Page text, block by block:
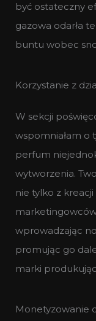
być ostateczny
gazowa odarła
buntu wobec
Korzystanie z
W sekcji
wspomniałam o
perfum
wytworzenia.
nie tylko z
wprowadzając
promując go
marki
Monetyzowanie